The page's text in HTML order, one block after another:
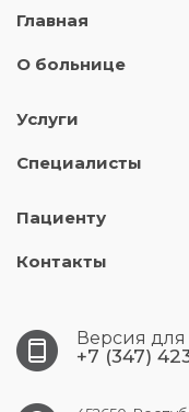
Главная
О больнице
Услуги
Специалисты
Пациенту
Контакты
Версия
+7 (347)